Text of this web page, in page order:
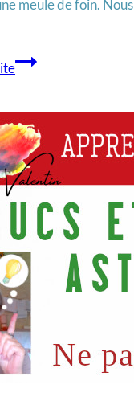
meule de foin.